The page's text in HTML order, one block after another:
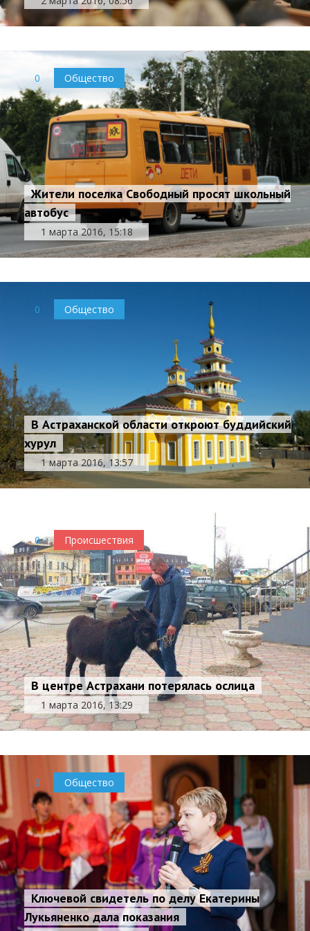
0 Общество
Жители поселка Свободный просят школьный
автобус
1 марта 2016, 15:18
0 Общество
В Астраханской области откроют буддийский
хурул
1 марта 2016, 13:57
0 Происшествия
В центре Астрахани потерялась ослица
1 марта 2016, 13:29
0 Общество
Ключевой свидетель по делу Екатерины
Лукьяненко дала показания